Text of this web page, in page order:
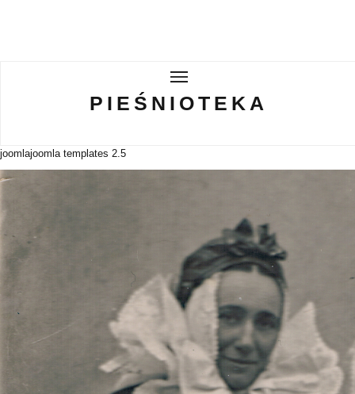
PIEŚNIOTEKA
AKTUALNOŚCI
Tabor Wielkopolski
GALERIE
WIRTUALNA BISKUPIZNA
PIEŚNIOTEKA
joomlajoomla templates 2.5